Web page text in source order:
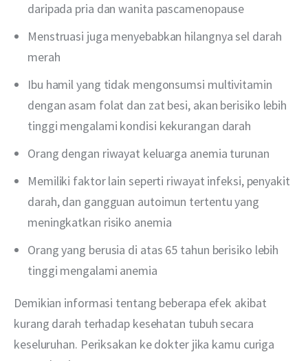
daripada pria dan wanita pascamenopause
Menstruasi juga menyebabkan hilangnya sel darah
merah
Ibu hamil yang tidak mengonsumsi multivitamin
dengan asam folat dan zat besi, akan berisiko lebih
tinggi mengalami kondisi kekurangan darah
Orang dengan riwayat keluarga anemia turunan
Memiliki faktor lain seperti riwayat infeksi, penyakit
darah, dan gangguan autoimun tertentu yang
meningkatkan risiko anemia
Orang yang berusia di atas 65 tahun berisiko lebih
tinggi mengalami anemia
Demikian informasi tentang beberapa efek akibat
kurang darah terhadap kesehatan tubuh secara
keseluruhan. Periksakan ke dokter jika kamu curiga